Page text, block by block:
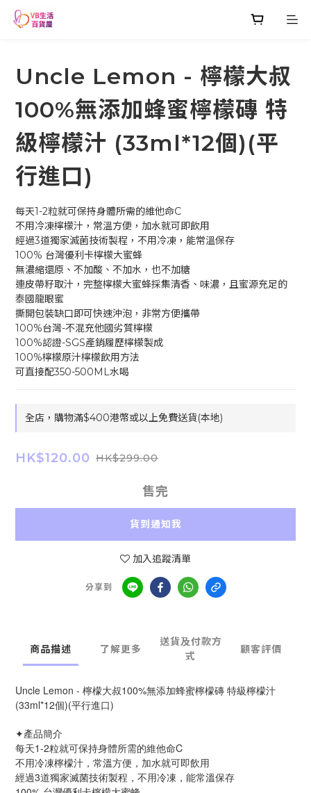
Uncle Lemon - 檸檬大叔
100%無添加蜂蜜檸檬磚 特
級檸檬汁 (33ml*12個)(平
行進口)
每天1-2粒就可保持身體所需的維他命C
不用冷凍檸檬汁，常溫方便，加水就可即飲用
經過3道獨家滅菌技術製程，不用冷凍，能常溫保存
100% 台灣優利卡檸檬大蜜蜂
無濃縮還原、不加酸、不加水，也不加糖
連皮帶籽取汁，完整檸檬大蜜蜂採集清香、味濃，且蜜源充足的
泰國龍眼蜜
撕開包裝缺口即可快速沖泡，非常方便攜帶
100%台灣-不混充他國劣質檸檬
100%認證-SGS產銷履歷檸檬製成
100%檸檬原汁檸檬飲用方法
可直接配350-500ML水喝
全店，購物滿$400港幣或以上免費送貨(本地)
HK$120.00 HK$299.00
售完
貨到通知我
加入追蹤清單
分享到
商品描述 了解更多
送貨及付款方
式
顧客評價
Uncle Lemon - 檸檬大叔100%無添加蜂蜜檸檬磚 特級檸檬汁
(33ml*12個)(平行進口)
✦產品簡介
每天1-2粒就可保持身體所需的維他命C
不用冷凍檸檬汁，常溫方便，加水就可即飲用
經過3道獨家滅菌技術製程，不用冷凍，能常溫保存